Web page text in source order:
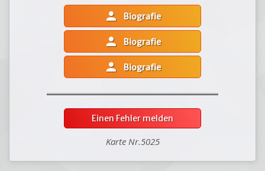
person Biografie
person Biografie
person Biografie
Einen Fehler melden
Karte Nr.5025